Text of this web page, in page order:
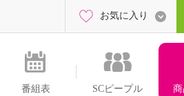
番組表 SCピープル
お気に入り